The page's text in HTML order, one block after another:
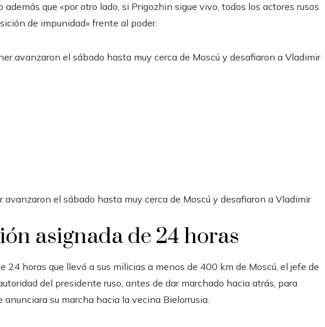
además que «por otro lado, si Prigozhin sigue vivo, todos los actores rusos
de impunidad» frente al poder.
avanzaron el sábado hasta muy cerca de Moscú y desafiaron a Vladimir
asignada de 24 horas
24 horas que llevó a sus milicias a menos de 400 km de Moscú, el jefe de
del presidente ruso, antes de dar marchado hacia atrás, para
su marcha hacia la vecina Bielorrusia.